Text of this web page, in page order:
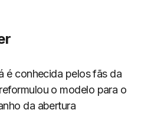
é conhecida pelos fãs da
o modelo para o
da abertura